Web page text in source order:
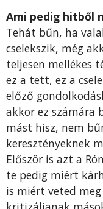
Ami pedig hitből
Tehát bűn, ha
cselekszik, még
teljesen mellékes
ez a tett, ez a
előző
akkor ez számára
mást hisz, nem
keresztényeknek
Először is azt a
te pedig miért
is miért veted